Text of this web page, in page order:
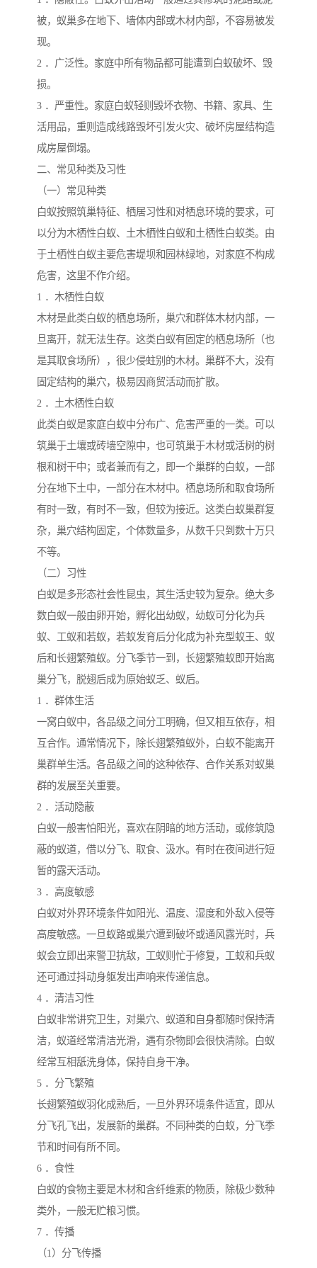
被，蚁巢多在地下、墙体内部或木材内部，不容易被发
现。
2 ．广泛性。家庭中所有物品都可能遭到白蚁破坏、毁
损。
3 ．严重性。家庭白蚁轻则毁坏衣物、书籍、家具、生
活用品，重则造成线路毁坏引发火灾、破坏房屋结构造
成房屋倒塌。
二、常见种类及习性
（一）常见种类
白蚁按照筑巢特征、栖居习性和对栖息环境的要求，可
以分为木栖性白蚁、土木栖性白蚁和土栖性白蚁类。由
于土栖性白蚁主要危害堤坝和园林绿地，对家庭不构成
危害，这里不作介绍。
1 ．木栖性白蚁
木材是此类白蚁的栖息场所，巢穴和群体木材内部，一
旦离开，就无法生存。这类白蚁有固定的栖息场所（也
是其取食场所），很少侵蛀别的木材。巢群不大，没有
固定结构的巢穴，极易因商贸活动而扩散。
2 ．土木栖性白蚁
此类白蚁是家庭白蚁中分布广、危害严重的一类。可以
筑巢于土壤或砖墙空隙中，也可筑巢于木材或活树的树
根和树干中；或者兼而有之，即一个巢群的白蚁，一部
分在地下土中，一部分在木材中。栖息场所和取食场所
有时一致，有时不一致，但较为接近。这类白蚁巢群复
杂，巢穴结构固定，个体数量多，从数千只到数十万只
不等。
（二）习性
白蚁是多形态社会性昆虫，其生活史较为复杂。绝大多
数白蚁一般由卵开始，孵化出幼蚁，幼蚁可分化为兵
蚁、工蚁和若蚁，若蚁发育后分化成为补充型蚁王、蚁
后和长翅繁殖蚁。分飞季节一到，长翅繁殖蚁即开始离
巢分飞，脱翅后成为原始蚁乏、蚁后。
1 ．群体生活
一窝白蚁中，各品级之间分工明确，但又相互依存，相
互合作。通常情况下，除长翅繁殖蚁外，白蚁不能离开
巢群单生活。各品级之间的这种依存、合作关系对蚁巢
群的发展至关重要。
2 ．活动隐蔽
白蚁一般害怕阳光，喜欢在阴暗的地方活动，或修筑隐
蔽的蚁道，借以分飞、取食、汲水。有时在夜间进行短
暂的露天活动。
3 ．高度敏感
白蚁对外界环境条件如阳光、温度、湿度和外敌入侵等
高度敏感。一旦蚁路或巢穴遭到破坏或通风露光时，兵
蚁会立即出来警卫抗敌，工蚁则忙于修复，工蚁和兵蚁
还可通过抖动身躯发出声响来传递信息。
4 ．清洁习性
白蚁非常讲究卫生，对巢穴、蚁道和自身都随时保持清
洁，蚁道经常清洁光滑，遇有杂物即会很快清除。白蚁
经常互相舐洗身体，保持自身干净。
5 ．分飞繁殖
长翅繁殖蚁羽化成熟后，一旦外界环境条件适宜，即从
分飞孔飞出，发展新的巢群。不同种类的白蚁，分飞季
节和时间有所不同。
6 ．食性
白蚁的食物主要是木材和含纤维素的物质，除极少数种
类外，一般无贮粮习惯。
7 ．传播
（1）分飞传播